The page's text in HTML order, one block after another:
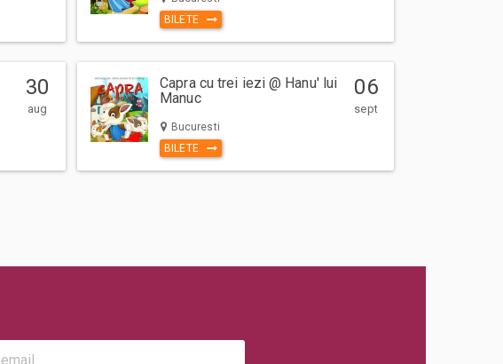
BILETE
30
aug
Capra cu trei iezi @ Hanu' lui
Manuc
Bucuresti
BILETE
06
sept